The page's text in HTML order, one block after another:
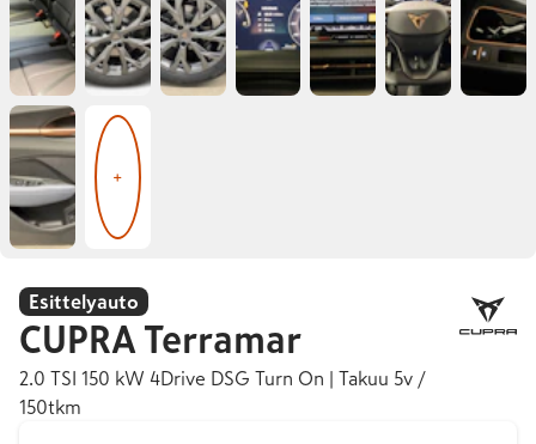
+
Esittelyauto
CUPRA Terramar
2.0 TSI 150 kW 4Drive DSG Turn On | Takuu 5v /
150tkm